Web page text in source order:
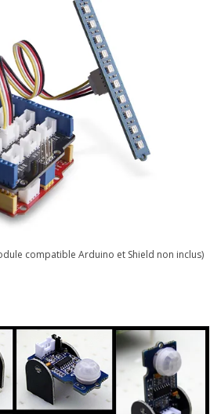
compatible Arduino et Shield non inclus)